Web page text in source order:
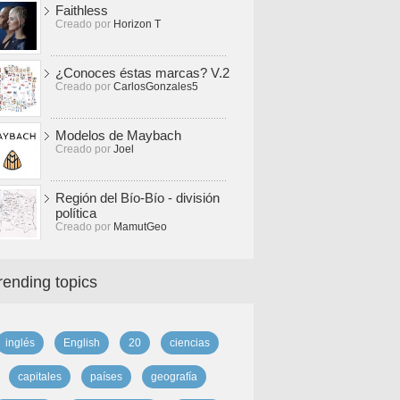
Faithless
Creado por Horizon T
¿Conoces éstas marcas? V.2
Creado por CarlosGonzales5
Modelos de Maybach
Creado por Joel
Región del Bío-Bío - división
política
Creado por MamutGeo
topics
inglés English 20 ciencias
capitales países geografía